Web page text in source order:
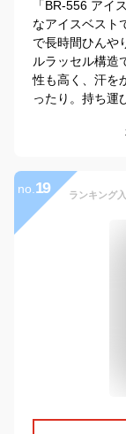
「BR-556 アイ
なアイスベスト
で長時間ひんや
ルラッセル構造
性も高く、汗を
ったり。持ち運
no. 19